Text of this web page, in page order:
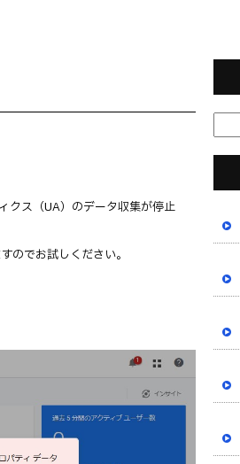
クス（UA）のデータ収集が停止
のでお試しください。